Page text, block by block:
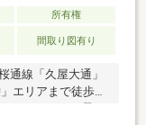
所有権
間取り図有り
通線「久屋大通」
エリアまで徒歩、